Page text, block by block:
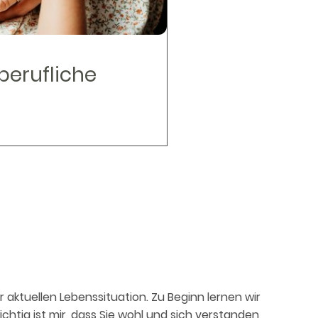
Lebenssituation. Zu Beginn lernen wir
ist mir, dass Sie wohl und sich verstanden